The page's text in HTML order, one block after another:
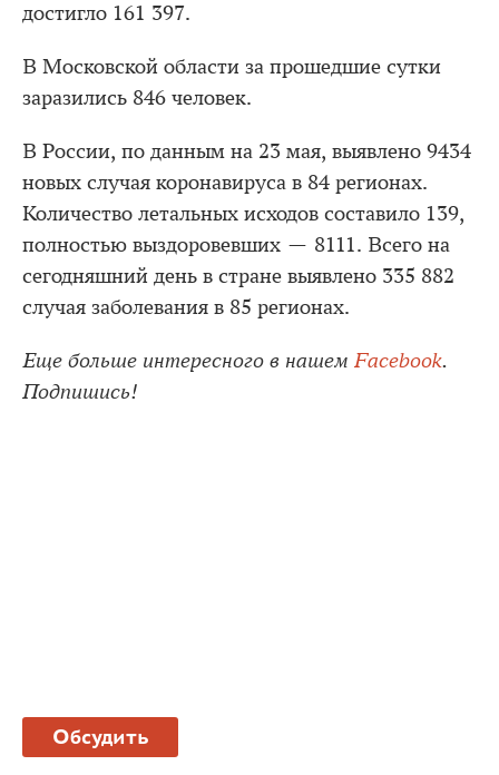
достигло 161 397.
В Московской области за прошедшие сутки
заразились 846 человек.
В России, по данным на 23 мая, выявлено 9434
новых случая коронавируса в 84 регионах.
Количество летальных исходов составило 139,
полностью выздоровевших — 8111. Всего на
сегодняшний день в стране выявлено 335 882
случая заболевания в 85 регионах.
Еще больше интересного в нашем Facebook.
Подпишись!
Обсудить